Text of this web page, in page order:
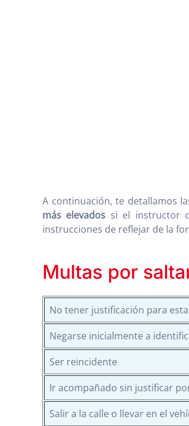
A continuación, te detallamos
más elevados si el instructor
instrucciones de reflejar de la
Multas por
No tener justificación para
Negarse inicialmente a
Ser reincidente
Ir acompañado sin justificar
Salir a la calle o llevar en el